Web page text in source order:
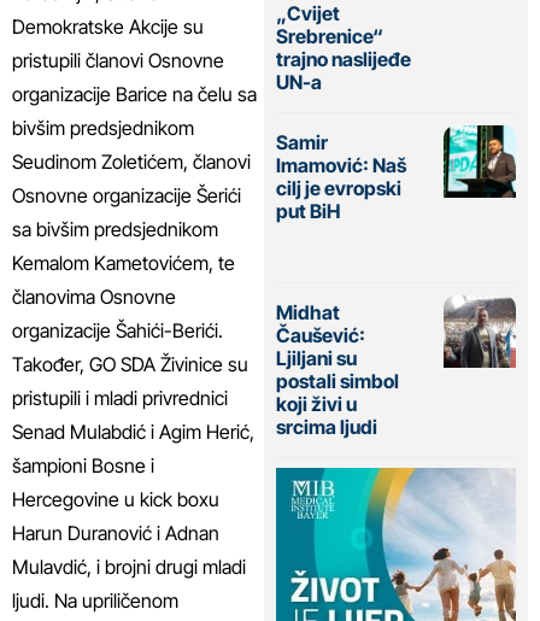
Demokratske Akcije su
pristupili članovi Osnovne
organizacije Barice na čelu sa
bivšim predsjednikom
Seudinom Zoletićem, članovi
Osnovne organizacije Šerići
sa bivšim predsjednikom
Kemalom Kametovićem, te
članovima Osnovne
organizacije Šahići-Berići.
Također, GO SDA Živinice su
pristupili i mladi privrednici
Senad Mulabdić i Agim Herić,
šampioni Bosne i
Hercegovine u kick boxu
Harun Duranović i Adnan
Mulavdić, i brojni drugi mladi
ljudi. Na upriličenom
„Cvijet
Srebrenice“
trajno naslijeđe
UN-a
Samir
Imamović: Naš
cilj je evropski
put BiH
Midhat
Čaušević:
Ljiljani su
postali simbol
koji živi u
srcima ljudi